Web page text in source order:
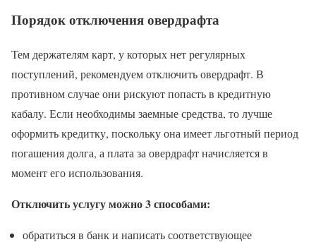
Порядок отключения овердрафта
Тем держателям карт, у которых нет регулярных
поступлений, рекомендуем отключить овердрафт. В
противном случае они рискуют попасть в кредитную
кабалу. Если необходимы заемные средства, то лучше
оформить кредитку, поскольку она имеет льготный период
погашения долга, а плата за овердрафт начисляется в
момент его использования.
Отключить услугу можно 3 способами:
обратиться в банк и написать соответствующее